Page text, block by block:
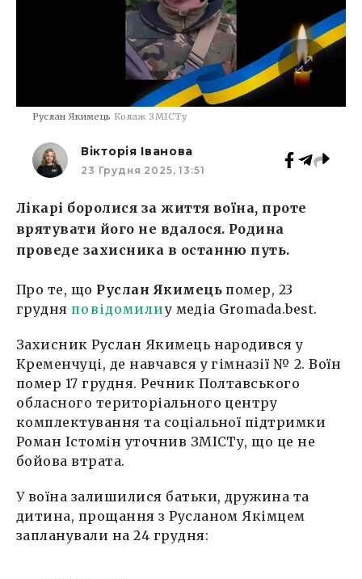
Руслан Якимець Колаж ЗМІСТу
Вікторія Іванова
23 Грудня 2025, 13:51
Лікарі боролися за життя воїна, проте
врятувати його не вдалося. Родина
проведе захисника в останню путь.
Про те, що Руслан Якимець помер, 23
грудняповідомилиу медіа Gromada.best.
Захисник Руслан Якимець народився у
Кременчуці, де навчався у гімназії № 2. Воїн
помер 17 грудня. Речник Полтавського
обласного територіального центру
комплектування та соціальної підтримки
Роман Істомін уточнив ЗМІСТу, що це не
бойова втрата.
У воїна залишилися батьки, дружина та
дитина, прощання з Русланом Якімцем
запланували на 24 грудня: